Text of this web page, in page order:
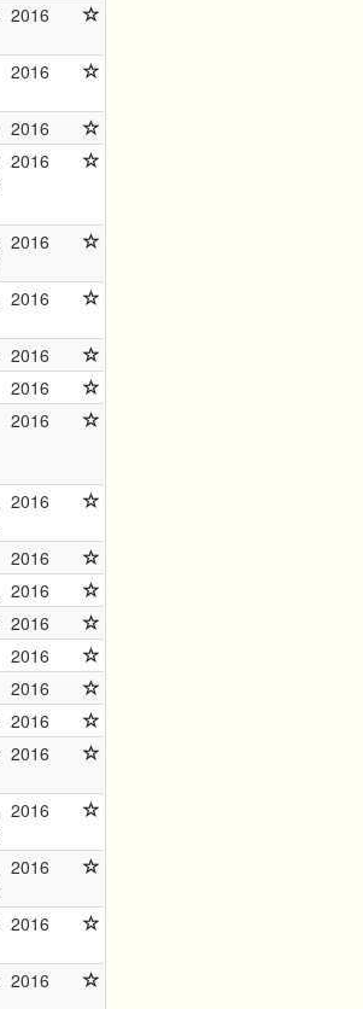
2016
2016
2016
2016
2016
2016
2016
2016
2016
2016
2016
2016
2016
2016
2016
2016
2016
2016
2016
2016
2016